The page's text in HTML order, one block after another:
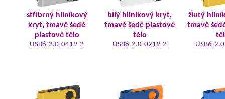
stříbrný hliníkový
kryt, tmavě šedé
plastové tělo
USB6-2.0-0419-2
bílý hliníkový kryt,
tmavě šedé plastové
tělo
USB6-2.0-0219-2
žlutý
tmavě
USB6-